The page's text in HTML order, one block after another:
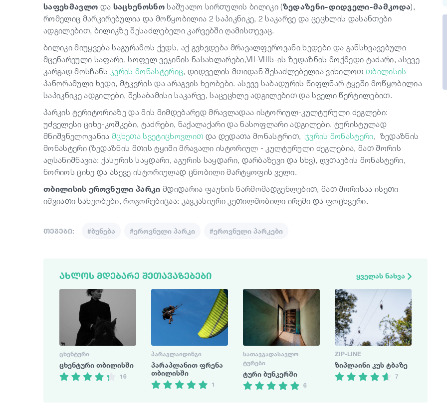
საფეხმავლო და საცხენოსნო საშუალო სირთულის ბილიკი (ზედაზენი-დიდველი-მამკოდა),
რომელიც მარკირებულია და მოწყობილია 2 საპიკნიკე, 2 საკარვე და ცეცხლის დასანთები
ადგილებით, ბილიკზე შესაძლებელი კარვებში ღამისთევაც.
ბილიკი მიუყვება საგურამოს ქედს, აქ გვხვდება მრავალფეროვანი ხედები და განსხვავებული
მცენარეული საფარი, სოფელ ვეჯინის ნასახლარები,VII-VIIIს-ის ზედაზნის მოქმედი ტაძარი, ასევე
კარგად მოსჩანს ჯვრის მონასტერიც, დიდველის მთიდან შესაძლებელია ვიხილოთთბილისის
პანორამული ხედი, მტკვრის და არაგვის ხეობები. ასევე საბადურის წიფლნარ ტყეში მოწყობილია
საპიკნიკე ადგილები, შესაბამისი საკარვე, საცეცხლე ადგილებით და სველი წერტილებით.
პარკის ტერიტორიაზე და მის მიმდებარედ მრავლადაა ისტორიულ-კულტურული ძეგლები:
უძველესი ციხე-კოშკები, ტაძრები, ნაქალაქარი და ნასოფლარი ადგილები. ტურისტულად
მნიშვნელოვანია მცხეთა სვეტიცხოვლით და დედათა მონასტრით, ჯვრის მონასტერი, ზედაზნის
მონასტერი (ზედაზნის მთის ტყიში მრავალი ისტორიულ - კულტურული ძეგლებია, მათ შორის
აღსანიშნავია: ქასურის საყდარი, აგურის საყდარი, დარბაზევი და სხვ), ღვთაების მონასტერი,
ნორიოს ციხე და ასევე ისტორიულად ცნობილი მარტყოფის ველი.
თბილისის ეროვნული პარკი მდიდარია ფაუნის წარმომადგენლებით, მათ შორისაა ისეთი
იშვიათი სახეობები, როგორებიცაა: კავკასიური კეთილშობილი ირემი და ფოცხვერი.
თეგები: #ბუნება #ეროვნული პარკი #ეროვნული პარკები
ᲐᲮᲚᲝᲡ ᲛᲓᲔᲑᲐᲠᲔ ᲨᲔᲗᲐᲕᲐᲖᲔᲑᲔᲑᲘ ყველას ნახვა
ᲪᲮᲔᲜᲢᲣᲠᲘ
ცხენტური თბილისში
16
ᲞᲐᲠᲐᲒᲚᲐᲘᲓᲘᲜᲒᲘ
პარაპლანით ფრენა
თბილისში
1
ᲡᲐᲗᲐᲕᲒᲐᲓᲐᲡᲐᲕᲚᲝ
ᲢᲣᲠᲔᲑᲘ
ტური ბუნკერში
6
ZIP-LINE
ზიპლაინი კუს ტბაზე
7